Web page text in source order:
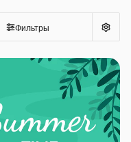
Фильтры